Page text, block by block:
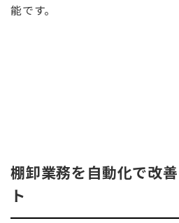
能です。
棚卸業務を自動化で改
ト